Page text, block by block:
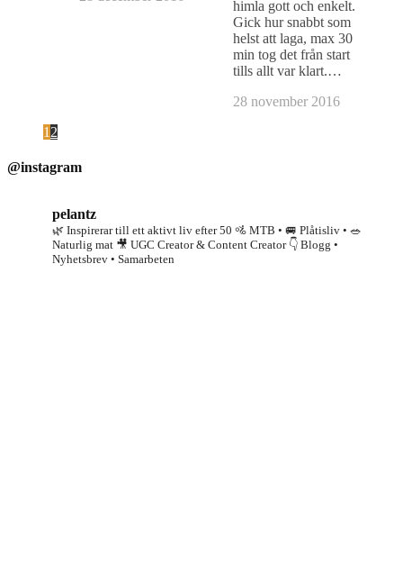
himla gott och enkelt.
Gick hur snabbt som
helst att laga, max 30
min tog det från start
tills allt var klart.…
28 november 2016
1 2
@instagram
pelantz
🌿 Inspirerar till ett aktivt liv efter 50 🚵 MTB • 🚐 Plåtisliv • 🥗
Naturlig mat 🎥 UGC Creator & Content Creator👇 Blogg •
Nyhetsbrev • Samarbeten